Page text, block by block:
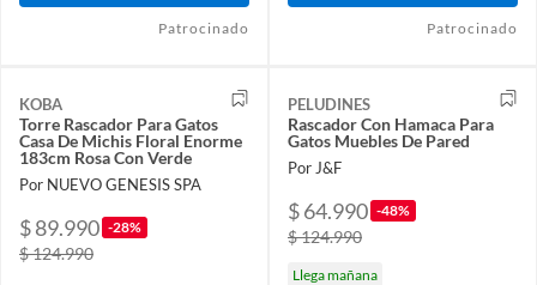
Patrocinado Patrocinado
KOBA
Torre Rascador Para Gatos
Casa De Michis Floral Enorme
183cm Rosa Con Verde
Por NUEVO GENESIS SPA
$ 89.990 -28%
$ 124.990
PELUDINES
Rascador Con Hamaca Para
Gatos Muebles De Pared
Por J&F
$ 64.990 -48%
$ 124.990
Llega mañana